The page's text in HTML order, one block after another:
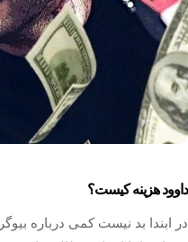
داوود هزینه کیست؟
در ابندا بد نیست کمی درباره